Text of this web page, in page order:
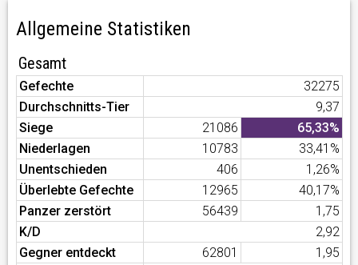
Allgemeine Statistiken
Gesamt
Gefechte
32275
Durchschnitts-Tier
9,37
Siege
21086
65,33%
Niederlagen
10783
33,41%
Unentschieden
406
1,26%
Überlebte Gefechte
12965
40,17%
Panzer zerstört
56439
1,75
K/D
2,92
Gegner entdeckt
62801
1,95